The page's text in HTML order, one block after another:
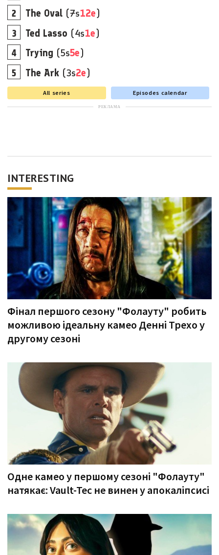
The Oval (7s12e)
Ted Lasso (4s1e)
Trying (5s5e)
The Ark (3s2e)
All series Episodes calendar
РЕКЛАМА
INTERESTING
Фінал першого сезону "Фолауту" робить
можливою ідеальну камео Денні Трехо у
другому сезоні
Одне камео у першому сезоні "Фолауту"
натякає: Vault-Tec не винен у апокаліпсисі